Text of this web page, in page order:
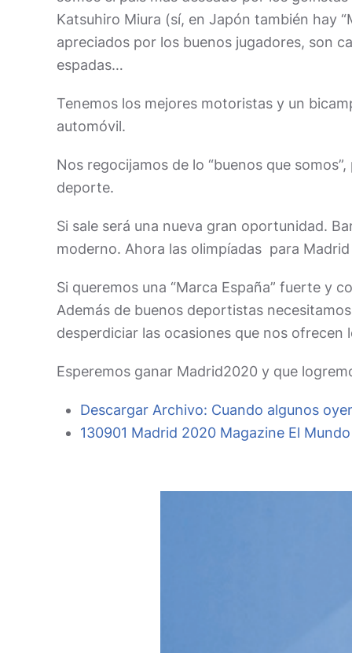
Katsuhiro Miura (sí, en Japón también hay
apreciados por los buenos jugadores, son
espadas…
Tenemos los mejores motoristas y un
automóvil.
Nos regocijamos de lo “buenos que
deporte.
Si sale será una nueva gran oportunidad.
moderno. Ahora las olimpíadas para
Si queremos una “Marca España” fuerte y
Además de buenos deportistas
desperdiciar las ocasiones que nos
Esperemos ganar Madrid2020 y que
Descargar Archivo: Cuando algunos
130901 Madrid 2020 Magazine El Mundo